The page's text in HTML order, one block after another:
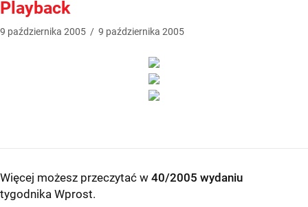
Playback
9 października 2005 / 9 października 2005
Więcej możesz przeczytać w 40/2005 wydaniu
tygodnika Wprost.